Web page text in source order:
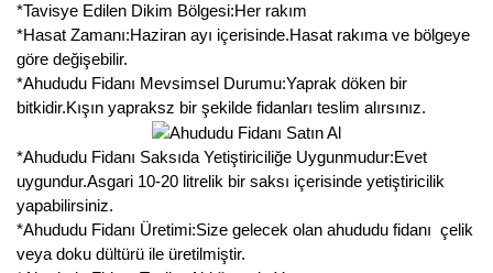
*Tavisye Edilen Dikim Bölgesi:Her rakım
*Hasat Zamanı:Haziran ayı içerisinde.Hasat rakıma ve bölgeye
göre değişebilir.
*Ahududu Fidanı Mevsimsel Durumu:Yaprak döken bir
bitkidir.Kışın yapraksz bir şekilde fidanları teslim alırsınız.
*Ahududu Fidanı Saksıda Yetiştiriciliğe Uygunmudur:Evet
uygundur.Asgari 10-20 litrelik bir saksı içerisinde yetiştiricilik
yapabilirsiniz.
*Ahududu Fidanı Üretimi:Size gelecek olan ahududu fidanı çelik
veya doku dültürü ile üretilmiştir.
Kiraz Fidanı
Kivi Fidanı
Kocayemiş Fidanı
Kuşburnu Fidanı